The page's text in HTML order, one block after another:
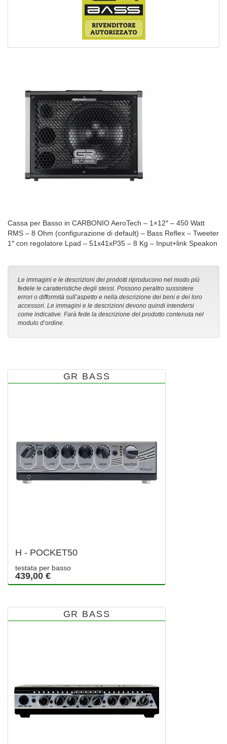
Cassa per Basso in CARBONIO AeroTech – 1×12″ – 450 Watt
RMS – 8 Ohm (configurazione di default) – Bass Reflex – Tweeter
1″ con regolatore Lpad – 51x41xP35 – 8 Kg – Input+link Speakon
Le immagini e le descrizioni dei prodotti riproducono nel modo più
fedele le caratteristiche degli stessi. Possono peraltro sussistere
errori o difformità sull’aspetto e nella descrizione dei beni e dei loro
accessori. Le immagini e le descrizioni devono quindi intendersi
come indicative. Farà fede la descrizione del prodotto contenuta nel
modulo d’ordine.
GR BASS
H - POCKET50
testata per basso
439,00 €
GR BASS